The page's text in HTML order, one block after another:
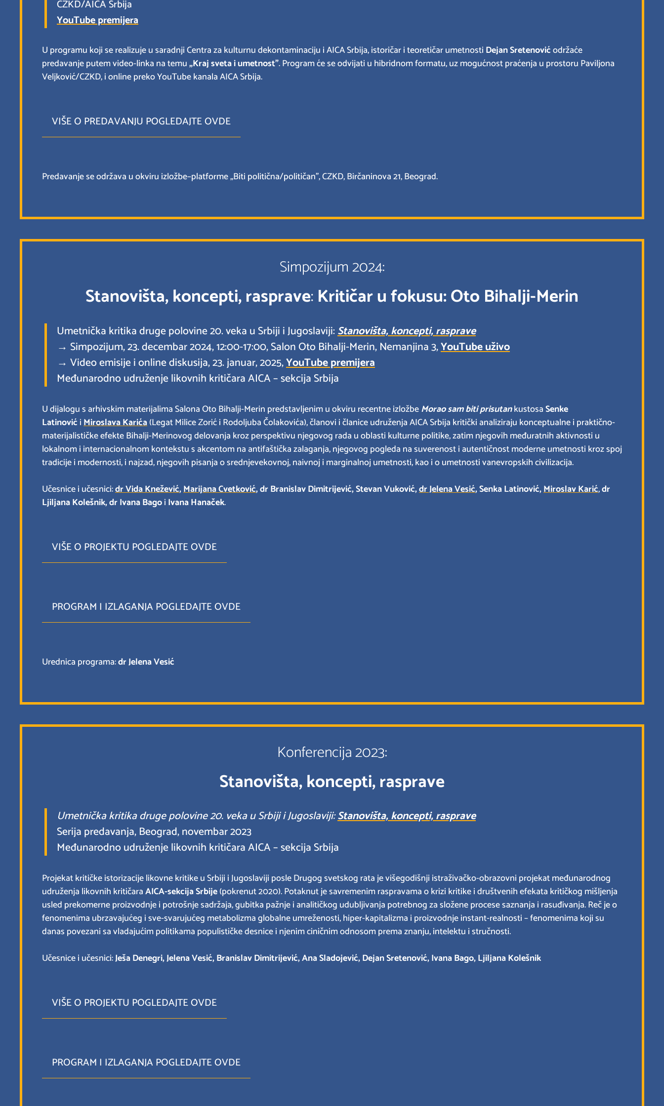
CZKD/AICA Srbija
YouTube premijera
U programu koji se realizuje u saradnji Centra za kulturnu dekontaminaciju i AICA Srbija, istoričar i teoretičar umetnosti Dejan Sretenovićodržaće
predavanje putem video-linka na temu„Kraj sveta i umetnost”. Program će se odvijati u hibridnom formatu, uz mogućnost praćenja u prostoru Paviljona
Veljković/CZKD, i online preko YouTube kanala AICA Srbija.
VIŠE O PREDAVANJU POGLEDAJTE OVDE
Predavanje se održava u okviru izložbe–platforme „Biti politična/političan”, CZKD, Birčaninova 21, Beograd.
Simpozijum 2024:
Stanovišta, koncepti, rasprave:Kritičar u fokusu: Oto Bihalji-Merin
Umetnička kritika druge polovine 20. veka u Srbiji i Jugoslaviji:Stanovišta, koncepti, rasprave
→ Simpozijum, 23. decembar 2024, 12:00-17:00, Salon Oto Bihalji-Merin, Nemanjina 3,YouTube uživo
→ Video emisije i online diskusija, 23. januar, 2025,YouTube premijera
Međunarodno udruženje likovnih kritičara AICA – sekcija Srbija
U dijalogu s arhivskim materijalima Salona Oto Bihalji-Merin predstavljenim u okviru recentne izložbeMorao sam biti prisutankustosaSenke
Latinović iMiroslava Karića(Legat Milice Zorić i Rodoljuba Čolakovića), članovi i članice udruženja AICA Srbija kritički analiziraju konceptualne i praktično-
materijalističke efekte Bihalji-Merinovog delovanja kroz perspektivu njegovog rada u oblasti kulturne politike, zatim njegovih međuratnih aktivnosti u
lokalnom i internacionalnom kontekstu s akcentom na antifaštička zalaganja, njegovog pogleda na suverenost i autentičnost moderne umetnosti kroz spoj
tradicije i modernosti, i najzad, njegovih pisanja o srednjevekovnoj, naivnoj i marginalnoj umetnosti, kao i o umetnosti vanevropskih civilizacija.
Učesnice i učesnici:dr Vida Knežević,Marijana Cvetković, dr Branislav Dimitrijević, Stevan Vuković,dr Jelena Vesić,Senka Latinović,Miroslav Karić,dr
Ljiljana Kolešnik, dr Ivana Bagoi Ivana Hanaček.
VIŠE O PROJEKTU POGLEDAJTE OVDE
PROGRAM I IZLAGANJA POGLEDAJTE OVDE
Urednica programa:dr Jelena Vesić
Konferencija 2023:
Stanovišta, koncepti, rasprave
Umetnička kritika druge polovine 20. veka u Srbiji i Jugoslaviji:Stanovišta, koncepti, rasprave
Serija predavanja, Beograd, novembar 2023
Međunarodno udruženje likovnih kritičara AICA – sekcija Srbija
Projekat kritičke istorizacije likovne kritike u Srbiji i Jugoslaviji posle Drugog svetskog rata je višegodišnji istraživačko-obrazovni projekat međunarodnog
udruženja likovnih kritičaraAICA-sekcija Srbije(pokrenut 2020). Potaknut je savremenim raspravama o krizi kritike i društvenih efekata kritičkog mišljenja
usled prekomerne proizvodnje i potrošnje sadržaja, gubitka pažnje i analitičkog udubljivanja potrebnog za složene procese saznanja i rasuđivanja. Reč je o
fenomenima ubrzavajućeg i sve-svarujućeg metabolizma globalne umreženosti, hiper-kapitalizma i proizvodnje instant-realnosti – fenomenima koji su
danas povezani sa vladajućim politikama populističke desnice i njenim ciničnim odnosom prema znanju, intelektu i stručnosti.
Učesnice i učesnici:Ješa Denegri, Jelena Vesić, Branislav Dimitrijević, Ana Sladojević, Dejan Sretenović, Ivana Bago, Ljiljana Kolešnik
VIŠE O PROJEKTU POGLEDAJTE OVDE
PROGRAM I IZLAGANJA POGLEDAJTE OVDE